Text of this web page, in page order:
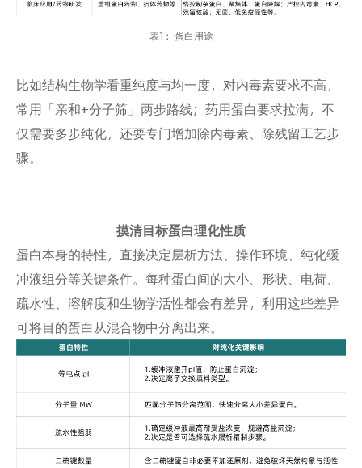
表1：蛋白用途
比如结构生物学看重纯度与均一度，对内毒素要求不高，
常用「亲和+分子筛」两步路线；药用蛋白要求拉满，不
仅需要多步纯化，还要专门增加除内毒素、除残留工艺步
骤。
摸清目标蛋白理化性质
蛋白本身的特性，直接决定层析方法、操作环境、纯化缓
冲液组分等关键条件。每种蛋白间的大小、形状、电荷、
疏水性、溶解度和生物学活性都会有差异，利用这些差异
可将目的蛋白从混合物中分离出来。